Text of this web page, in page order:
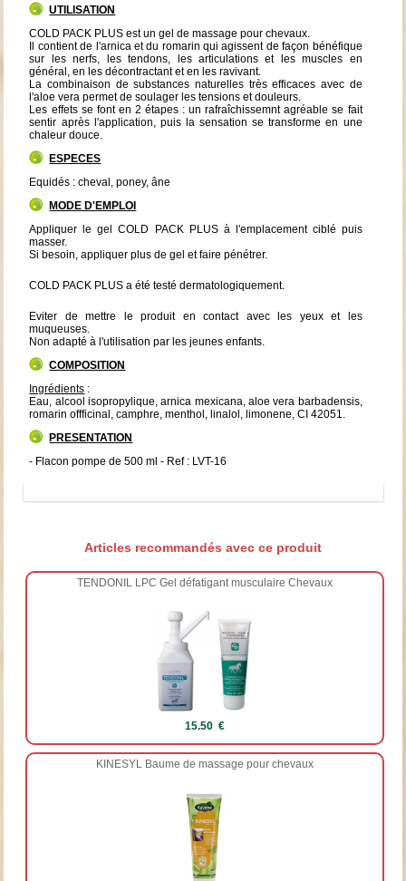
UTILISATION
COLD PACK PLUS est un gel de massage pour chevaux.
Il contient de l'arnica et du romarin qui agissent de façon bénéfique
sur les nerfs, les tendons, les articulations et les muscles en
général, en les décontractant et en les ravivant.
La combinaison de substances naturelles très efficaces avec de
l'aloe vera permet de soulager les tensions et douleurs.
Les effets se font en 2 étapes : un rafraîchissemnt agréable se fait
sentir après l'application, puis la sensation se transforme en une
chaleur douce.
ESPECES
Equidés : cheval, poney, âne
MODE D'EMPLOI
Appliquer le gel COLD PACK PLUS à l'emplacement ciblé puis
masser.
Si besoin, appliquer plus de gel et faire pénétrer.
COLD PACK PLUS a été testé dermatologiquement.
Eviter de mettre le produit en contact avec les yeux et les
muqueuses.
Non adapté à l'utilisation par les jeunes enfants.
COMPOSITION
Ingrédients :
Eau, alcool isopropylique, arnica mexicana, aloe vera barbadensis,
romarin offficinal, camphre, menthol, linalol, limonene, CI 42051.
PRESENTATION
- Flacon pompe de 500 ml - Ref : LVT-16
Articles recommandés avec ce produit
TENDONIL LPC Gel défatigant musculaire Chevaux
15.50 €
KINESYL Baume de massage pour chevaux